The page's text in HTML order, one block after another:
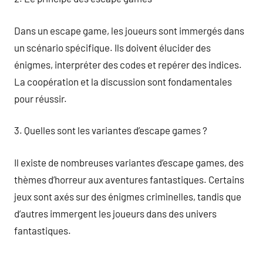
Dans un escape game, les joueurs sont immergés dans
un scénario spécifique. Ils doivent élucider des
énigmes, interpréter des codes et repérer des indices.
La coopération et la discussion sont fondamentales
pour réussir.
3. Quelles sont les variantes d’escape games ?
Il existe de nombreuses variantes d’escape games, des
thèmes d’horreur aux aventures fantastiques. Certains
jeux sont axés sur des énigmes criminelles, tandis que
d’autres immergent les joueurs dans des univers
fantastiques.